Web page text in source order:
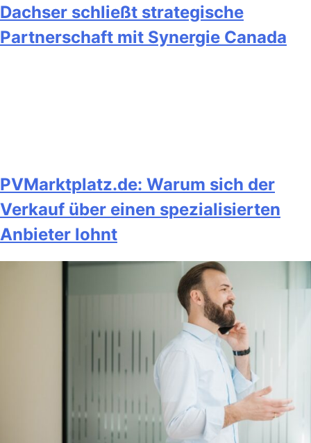
Dachser schließt strategische
Partnerschaft mit Synergie Canada
PVMarktplatz.de: Warum sich der
Verkauf über einen spezialisierten
Anbieter lohnt